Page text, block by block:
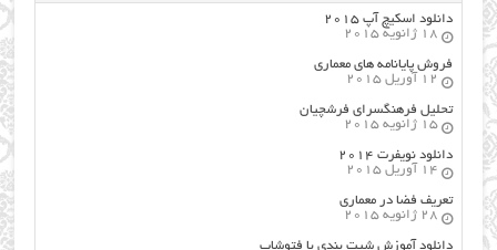
دانلود اسکیچ آپ ۲۰۱۵
18 ژانویه 2015
فروش پایانامه های معماری
12 آوریل 2015
تحلیل فرهنگسرای فرشچیان
15 ژانویه 2015
دانلود نویفرت ۲۰۱۴
14 آوریل 2015
تعریف فضا در معماری
28 ژانویه 2015
دانلود آموزش شیت بندی با فتوشاپ